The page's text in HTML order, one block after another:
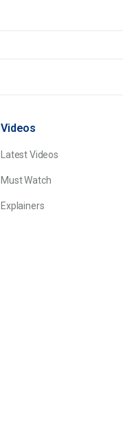
Videos
Latest Videos
Must Watch
Explainers